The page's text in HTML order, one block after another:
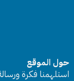
حول الموقع
استلهمنا فكرة